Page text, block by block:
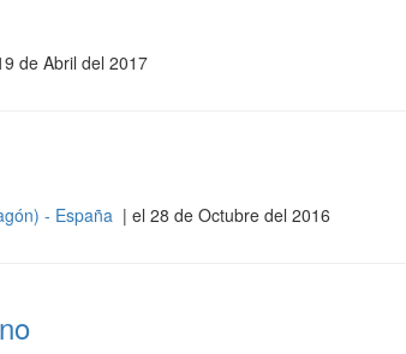
de Abril del 2017
- España | el 28 de Octubre del 2016